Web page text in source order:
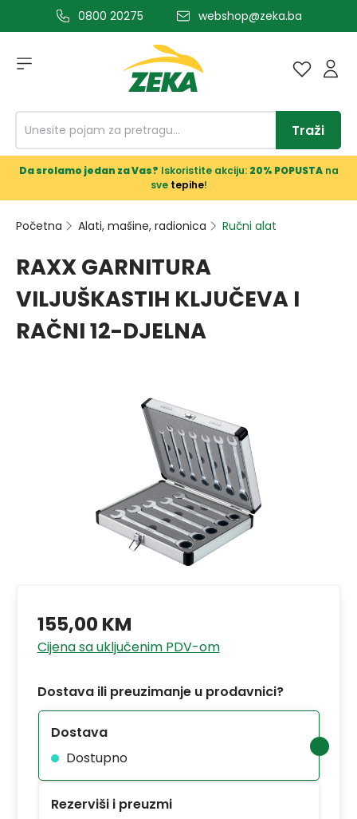
glavni sadržaj0800 20275 webshop@zeka.ba
Traži
Da srolamo jedan za Vas? Iskoristite akciju: 20% POPUSTAna
sve tepihe!
Početna Alati, mašine, radionica Ručni alat
RAXX GARNITURA
VILJUŠKASTIH KLJUČEVA I
RAČNI 12-DJELNA
155,00 KM
Cijena sa uključenim PDV-om
Dostava ili preuzimanje u prodavnici?
Dostava
Dostupno
Rezerviši i preuzmi